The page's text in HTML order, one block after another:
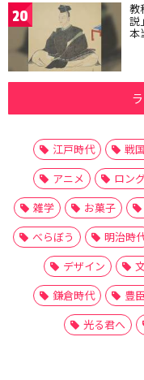
20 教
説
本
江戸時代 戦
アニメ
ロン
雑学
お菓子
べらぼう
明治時
デザイン
鎌倉時代
豊
光る君へ